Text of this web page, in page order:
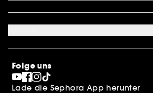
Über uns
Karriere
SEPHORA Prize
Clean at Sephora
Pride
Folge uns
Lade die Sephora App herunter